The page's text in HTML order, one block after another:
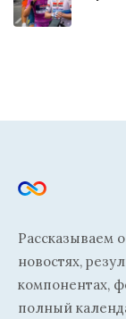
Рассказываем
новостях,
компонентах,
полный